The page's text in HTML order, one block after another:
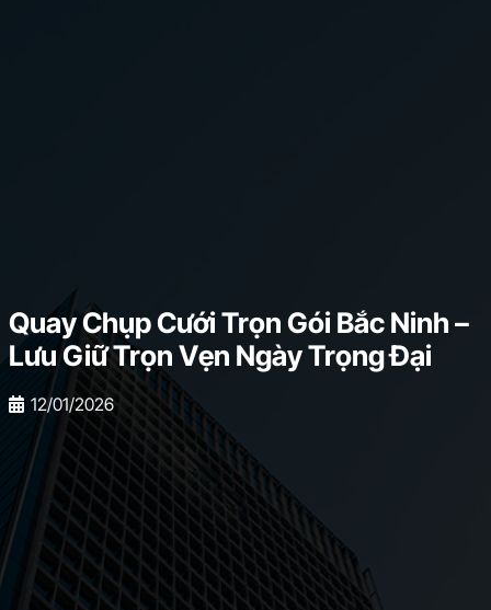
Quay Chụp Cưới Trọn Gói Bắc Ninh –
Lưu Giữ Trọn Vẹn Ngày Trọng Đại
12/01/2026